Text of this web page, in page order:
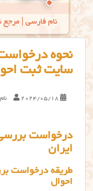
نحوه
سایت ثبت
2024/05/18
درخواست
ایران
طریقه درخواست
احوال